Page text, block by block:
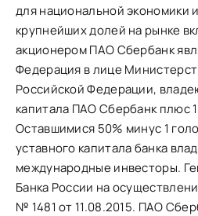
для национальной экономики
крупнейших долей на рынке
акционером ПАО Сбербанк
Федерация в лице
Российской Федерации,
капитала ПАО Сбербанк плюс
Оставшимися 50% минус 1
уставного капитала банка
международные инвесторы.
Банка России на
№ 1481 от 11.08.2015. ПАО